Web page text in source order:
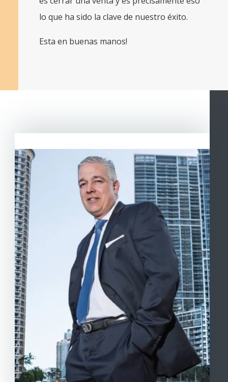
lo que ha sido la clave de nuestro éxito.
Esta en buenas manos!